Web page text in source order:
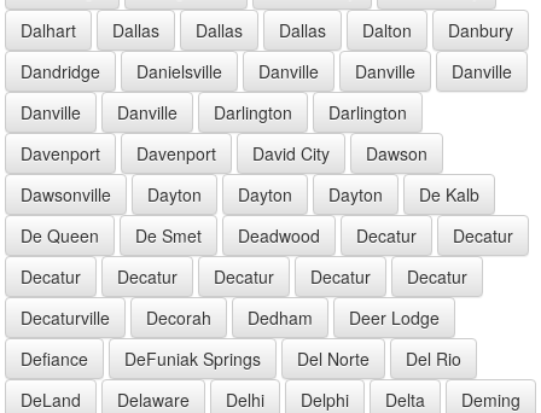
Dalhart
Dallas Dallas Dallas Dalton
Danbury
Dandridge
Danielsville Danville Danville
Danville
Danville
Danville Darlington
Darlington
Davenport
Davenport David City
Dawson
Dawsonville
Dayton Dayton Dayton
De Kalb
De Queen
De Smet Deadwood Decatur
Decatur
Decatur
Decatur Decatur Decatur
Decatur
Decaturville
Decorah Dedham
Deer Lodge
Defiance
DeFuniak Springs Del Norte
Del Rio
DeLand
Delaware Delhi Delphi Delta
Deming